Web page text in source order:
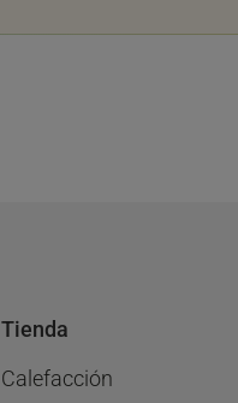
Tienda
Calefacción